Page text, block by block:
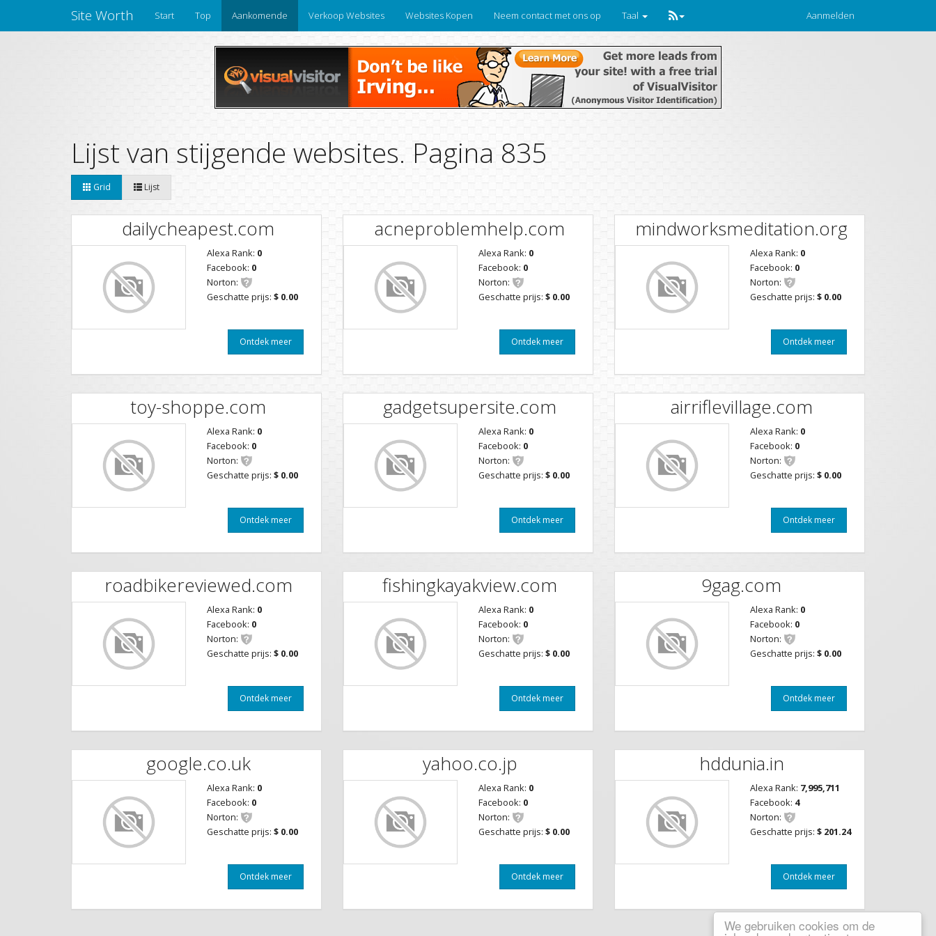
We gebruiken cookies om de
Site Worth Start Top Aankomende Verkoop Websites Websites Kopen Neem contact met ons op Taal Aanmelden
Lijst van stijgende websites. Pagina 835
Grid Lijst
dailycheapest.com
Alexa Rank: 0
Facebook: 0
Norton:
Geschatte prijs: $ 0.00
Ontdek meer
acneproblemhelp.com
Alexa Rank: 0
Facebook: 0
Norton:
Geschatte prijs: $ 0.00
Ontdek meer
mindworksmeditation.org
Alexa Rank: 0
Facebook: 0
Norton:
Geschatte prijs: $ 0.00
Ontdek meer
toy-shoppe.com
Alexa Rank: 0
Facebook: 0
Norton:
Geschatte prijs: $ 0.00
Ontdek meer
gadgetsupersite.com
Alexa Rank: 0
Facebook: 0
Norton:
Geschatte prijs: $ 0.00
Ontdek meer
airriflevillage.com
Alexa Rank: 0
Facebook: 0
Norton:
Geschatte prijs: $ 0.00
Ontdek meer
roadbikereviewed.com
Alexa Rank: 0
Facebook: 0
Norton:
Geschatte prijs: $ 0.00
Ontdek meer
fishingkayakview.com
Alexa Rank: 0
Facebook: 0
Norton:
Geschatte prijs: $ 0.00
Ontdek meer
9gag.com
Alexa Rank: 0
Facebook: 0
Norton:
Geschatte prijs: $ 0.00
Ontdek meer
google.co.uk
Alexa Rank: 0
Facebook: 0
Norton:
Geschatte prijs: $ 0.00
Ontdek meer
yahoo.co.jp
Alexa Rank: 0
Facebook: 0
Norton:
Geschatte prijs: $ 0.00
Ontdek meer
hddunia.in
Alexa Rank: 7,995,711
Facebook: 4
Norton:
Geschatte prijs: $ 201.24
Ontdek meer